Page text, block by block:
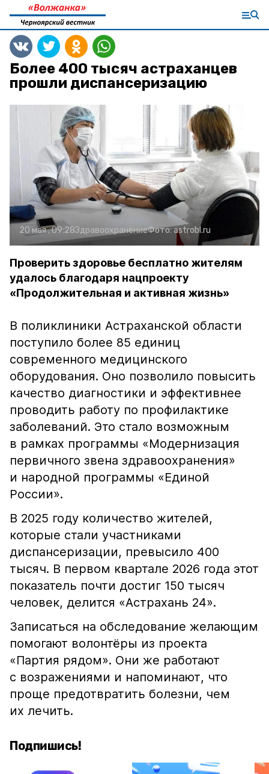
Более 400 тысяч астраханцев
прошли диспансеризацию
20 мая , 09:28ЗдравоохранениеФото:astrobl.ru
Проверить здоровье бесплатно жителям
удалось благодаря нацпроекту
«Продолжительная и активная жизнь»
В поликлиники Астраханской области
поступило более 85 единиц
современного медицинского
оборудования. Оно позволило повысить
качество диагностики и эффективнее
проводить работу по профилактике
заболеваний. Это стало возможным
в рамках программы «Модернизация
первичного звена здравоохранения»
и народной программы «Единой
России».
В 2025 году количество жителей,
которые стали участниками
диспансеризации, превысило 400
тысяч. В первом квартале 2026 года этот
показатель почти достиг 150 тысяч
человек, делится «Астрахань 24».
Записаться на обследование желающим
помогают волонтёры из проекта
«Партия рядом». Они же работают
с возражениями и напоминают, что
проще предотвратить болезни, чем
их лечить.
Подпишись!